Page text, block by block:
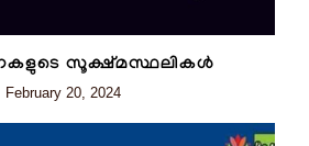
സൂക്ഷ്മസ്ഥലികള്‍
February 20, 2024